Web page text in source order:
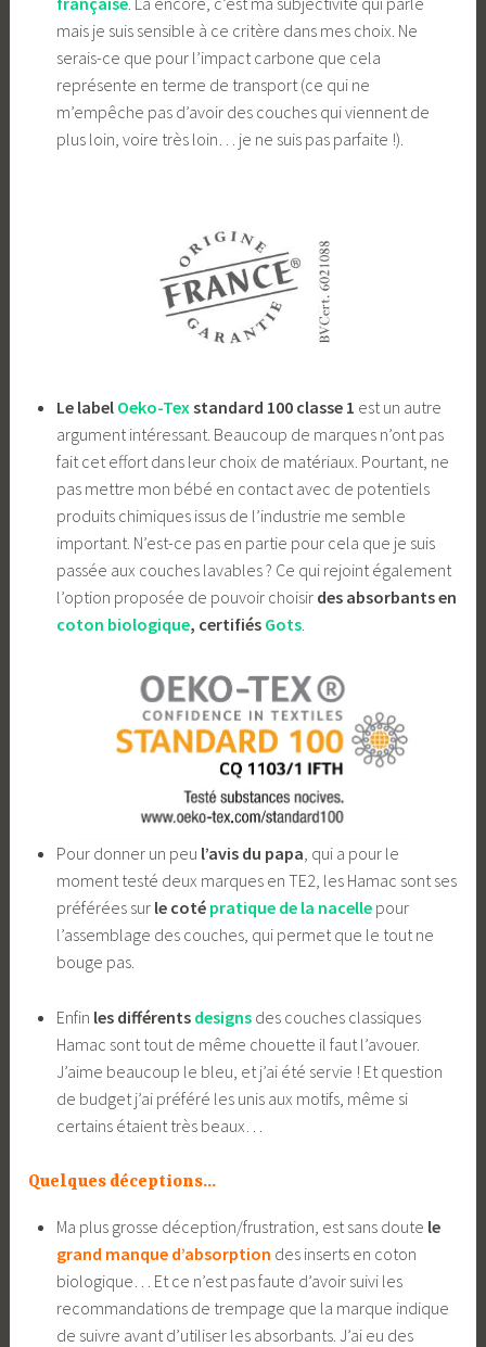
mais je suis sensible à ce critère dans mes choix. Ne
serais-ce que pour l’impact carbone que cela
représente en terme de transport (ce qui ne
m’empêche pas d’avoir des couches qui viennent de
plus loin, voire très loin… je ne suis pas parfaite !).
Le label Oeko-Texstandard 100 classe 1 est un autre
argument intéressant. Beaucoup de marques n’ont pas
fait cet effort dans leur choix de matériaux. Pourtant, ne
pas mettre mon bébé en contact avec de potentiels
produits chimiques issus de l’industrie me semble
important. N’est-ce pas en partie pour cela que je suis
passée aux couches lavables ? Ce qui rejoint également
l’option proposée de pouvoir choisir des absorbants en
coton biologique, certifiés Gots.
Pour donner un peu l’avis du papa, qui a pour le
moment testé deux marques en TE2, les Hamac sont ses
préférées sur le coté pratique de la nacellepour
l’assemblage des couches, qui permet que le tout ne
bouge pas.
Enfin les différents designs des couches classiques
Hamac sont tout de même chouette il faut l’avouer.
J’aime beaucoup le bleu, et j’ai été servie ! Et question
de budget j’ai préféré les unis aux motifs, même si
certains étaient très beaux…
Quelques déceptions…
Ma plus grosse déception/frustration, est sans doute le
grand manque d’absorption des inserts en coton
biologique… Et ce n’est pas faute d’avoir suivi les
recommandations de trempage que la marque indique
de suivre avant d’utiliser les absorbants. J’ai eu des